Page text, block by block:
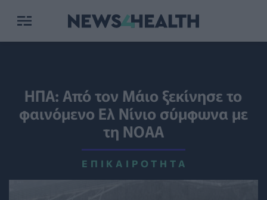
ΗΠΑ: Από τον Μάιο ξεκίνησε το
φαινόμενο Ελ Νίνιο σύμφωνα με
τη NOAA
ΕΠΙΚΑΙΡΌΤΗΤΑ